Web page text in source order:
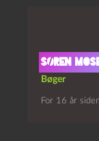
Søren
Bøger
For 16 år